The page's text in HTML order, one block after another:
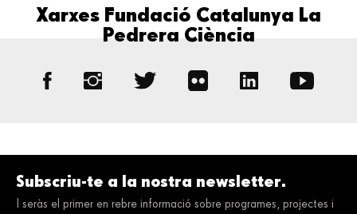
Xarxes Fundació Catalunya La
Pedrera Ciència
Subscriu-te a la nostra newsletter.
I seràs el primer en rebre informació sobre programes, projectes i